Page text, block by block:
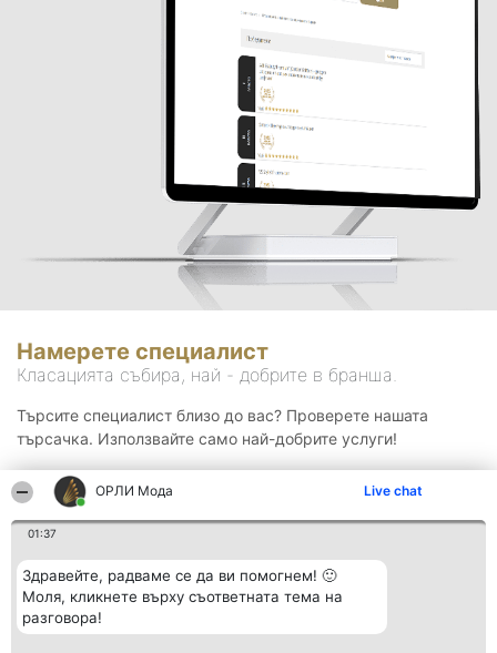
ОРЛИ Мода Live chat
01:37
Здравейте, радваме се да ви помогнем! 🙂
Моля, кликнете върху съответната тема на
разговора!
Намерете специалист
Класацията събира, най - добрите в бранша.
Търсите специалист близо до вас? Проверете нашата
търсачка. Използвайте само най-добрите услуги!